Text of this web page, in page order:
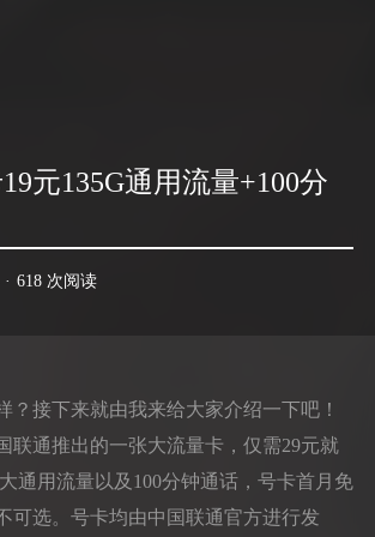
元135G通用流量+100分
· 618 次阅读
？接下来就由我来给大家介绍一下吧！
联通推出的一张大流量卡，仅需29元就
通用流量以及100分钟通话，号卡首月免
可选。号卡均由中国联通官方进行发